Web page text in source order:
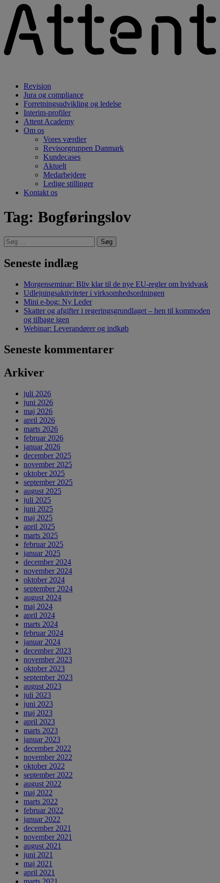
Revision
Jura og compliance
Forretningsudvikling og ledelse
Interim-profiler
Attent Academy
Om os
Vores værdier
Revisorgruppen Danmark
Kundecases
Aktuelt
Medarbejdere
Ledige stillinger
Kontakt os
Tag: Bogføringslov
Søg
efter:
Seneste indlæg
Morgenseminar: Bliv klar til de nye EU-regler om hvidvask
Udlejningsaktiviteter i virksomhedsordningen
Mini e-bog: Ny Leder
Skatter og afgifter i regeringsgrundlaget – hen til kommoden
og tilbage igen
Webinar: Leverandører og indkøb
Seneste kommentarer
Arkiver
juli 2026
juni 2026
maj 2026
april 2026
marts 2026
februar 2026
januar 2026
december 2025
november 2025
oktober 2025
september 2025
august 2025
juli 2025
juni 2025
maj 2025
april 2025
marts 2025
februar 2025
januar 2025
december 2024
november 2024
oktober 2024
september 2024
august 2024
maj 2024
april 2024
marts 2024
februar 2024
januar 2024
december 2023
november 2023
oktober 2023
september 2023
august 2023
juli 2023
juni 2023
maj 2023
april 2023
marts 2023
januar 2023
december 2022
november 2022
oktober 2022
september 2022
august 2022
maj 2022
marts 2022
februar 2022
januar 2022
december 2021
november 2021
august 2021
juni 2021
maj 2021
april 2021
marts 2021